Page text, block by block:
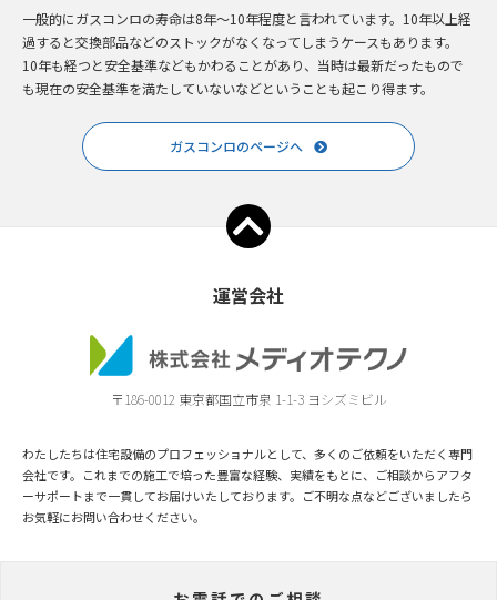
一般的にガスコンロの寿命は8年～10年程度と言われています。10年以上経
過すると交換部品などのストックがなくなってしまうケースもあります。
10年も経つと安全基準などもかわることがあり、当時は最新だったもので
も現在の安全基準を満たしていないなどということも起こり得ます。
ガスコンロのページへ
運営会社
〒186-0012 東京都国立市泉 1-1-3 ヨシズミビル
わたしたちは住宅設備のプロフェッショナルとして、多くのご依頼をいただく専門
会社です。これまでの施工で培った豊富な経験、実績をもとに、ご相談からアフタ
ーサポートまで一貫してお届けいたしております。ご不明な点などございましたら
お気軽にお問い合わせください。